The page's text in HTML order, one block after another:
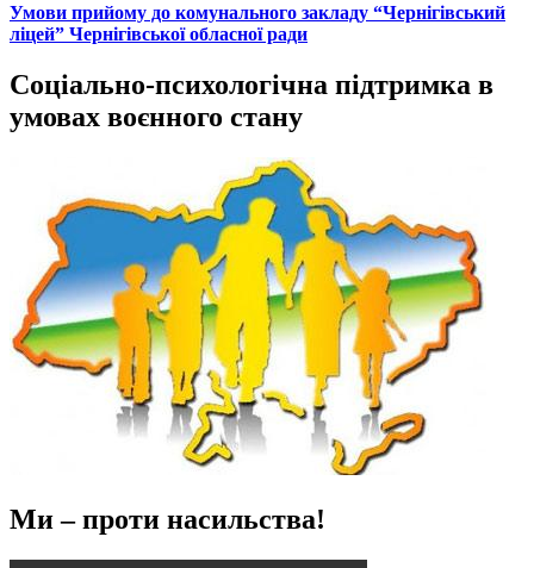
Умови прийому до комунального закладу “Чернігівський
ліцей” Чернігівської обласної ради
Соціально-психологічна підтримка в
умовах воєнного стану
Ми – проти насильства!